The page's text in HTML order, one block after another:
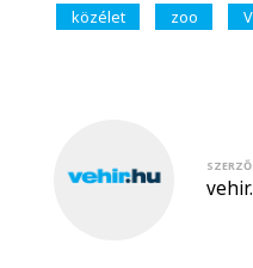
közélet zoo
SZERZŐ